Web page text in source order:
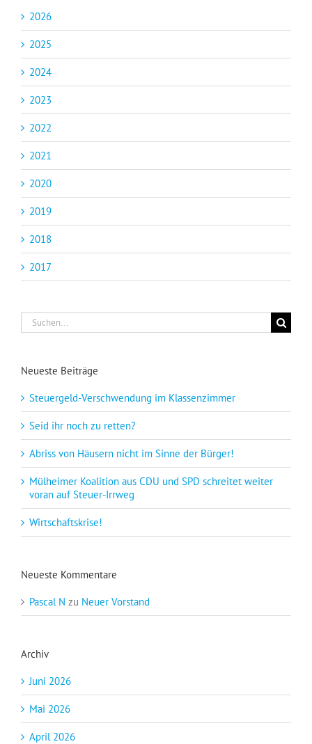
2026
2025
2024
2023
2022
2021
2020
2019
2018
2017
Suche
nach:
Neueste Beiträge
Steuergeld-Verschwendung im Klassenzimmer
Seid ihr noch zu retten?
Abriss von Häusern nicht im Sinne der Bürger!
Mülheimer Koalition aus CDU und SPD schreitet weiter
voran auf Steuer-Irrweg
Wirtschaftskrise!
Neueste Kommentare
Pascal N zu Neuer Vorstand
Archiv
Juni 2026
Mai 2026
April 2026